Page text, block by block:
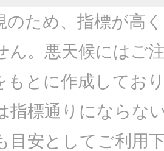
ため、指標が高
ん。悪天候にはご
とに作成してお
指標通りにならな
目安としてご利用